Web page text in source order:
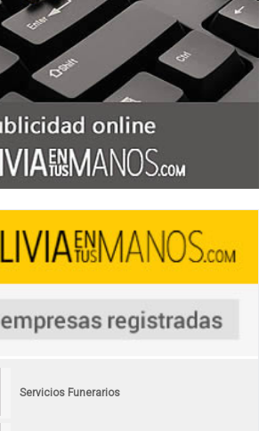
Servicios Funerarios